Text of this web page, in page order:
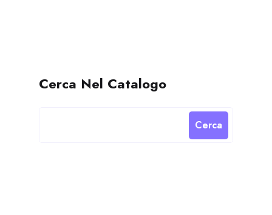
Cerca Nel Catalogo
Cerca